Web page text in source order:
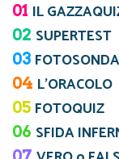
01 IL
02 SUPERTEST
03
04 L’ORACOLO
05 FOTOQUIZ
06 SFIDA